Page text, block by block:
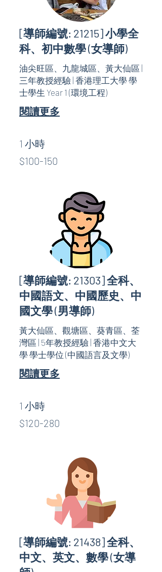
[導師編號: 21215] 小學全
科、初中數學 (女導師)
油尖旺區、九龍城區、黃大仙區 |
三年教授經驗 | 香港理工大學 學
士學生 Year 1 (環境工程)
閱讀更多
1 小時
150
$100-150
[導師編號: 21303] 全科、
中國語文、中國歷史、中
國文學 (男導師)
黃大仙區、觀塘區、葵青區、荃
灣區 | 5年教授經驗 | 香港中文大
學 學士學位 (中國語言及文學)
閱讀更多
1 小時
280
$120-280
[導師編號: 21438] 全科、
中文、英文、數學 (女導